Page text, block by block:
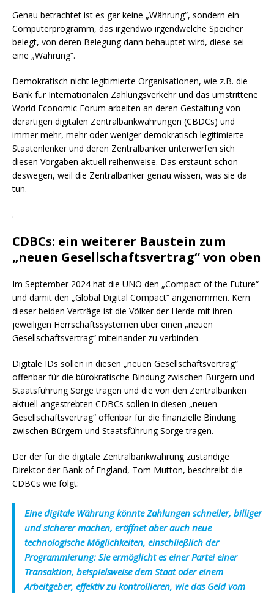
Genau betrachtet ist es gar keine „Währung“, sondern ein
Computerprogramm, das irgendwo irgendwelche Speicher
belegt, von deren Belegung dann behauptet wird, diese sei
eine „Währung“.
Demokratisch nicht legitimierte Organisationen, wie z.B. die
Bank für Internationalen Zahlungsverkehr und das umstrittene
World Economic Forum arbeiten an deren Gestaltung von
derartigen digitalen Zentralbankwährungen (CBDCs) und
immer mehr, mehr oder weniger demokratisch legitimierte
Staatenlenker und deren Zentralbanker unterwerfen sich
diesen Vorgaben aktuell reihenweise. Das erstaunt schon
deswegen, weil die Zentralbanker genau wissen, was sie da
tun.
.
CDBCs: ein weiterer Baustein zum
„neuen Gesellschaftsvertrag“ von oben
Im September 2024 hat die UNO den „Compact of the Future“
und damit den „Global Digital Compact“ angenommen. Kern
dieser beiden Verträge ist die Völker der Herde mit ihren
jeweiligen Herrschaftssystemen über einen „neuen
Gesellschaftsvertrag“ miteinander zu verbinden.
Digitale IDs sollen in diesen „neuen Gesellschaftsvertrag“
offenbar für die bürokratische Bindung zwischen Bürgern und
Staatsführung Sorge tragen und die von den Zentralbanken
aktuell angestrebten CDBCs sollen in diesen „neuen
Gesellschaftsvertrag“ offenbar für die finanzielle Bindung
zwischen Bürgern und Staatsführung Sorge tragen.
Derderfür die digitale Zentralbankwährung zuständige
Direktor der Bank of England, Tom Mutton, beschreibt die
CDBCs wie folgt:
Eine digitale Währung könnte Zahlungen schneller, billiger
und sicherer machen, eröffnet aber auch neue
technologische Möglichkeiten, einschließlich der
Programmierung: Sie ermöglicht es einer Partei einer
Transaktion, beispielsweise dem Staat oder einem
Arbeitgeber, effektiv zu kontrollieren, wie das Geld vom